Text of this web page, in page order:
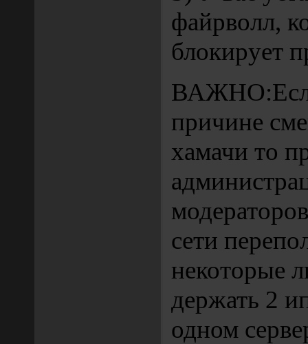
файрволл,
блокирует
причине
хамачи то
сети
некоторые
держать 2
одном